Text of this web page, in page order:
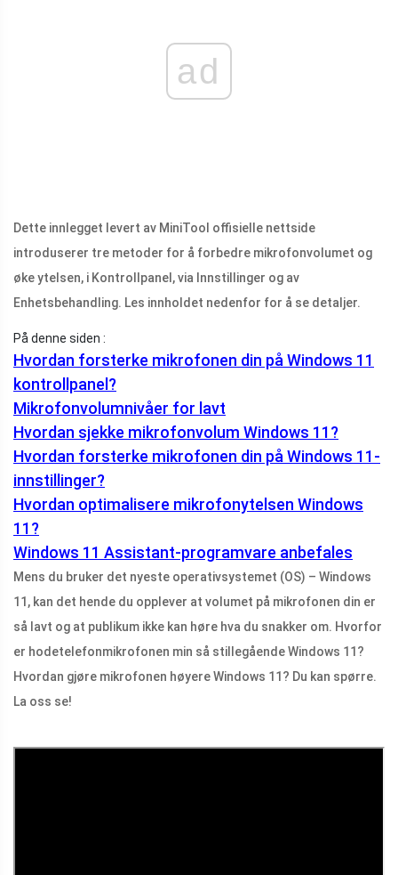
ad
Dette innlegget levert av MiniTool offisielle nettside
introduserer tre metoder for å forbedre mikrofonvolumet og
øke ytelsen, i Kontrollpanel, via Innstillinger og av
Enhetsbehandling. Les innholdet nedenfor for å se detaljer.
På denne siden :
Hvordan forsterke mikrofonen din på Windows 11
kontrollpanel?
Mikrofonvolumnivåer for lavt
Hvordan sjekke mikrofonvolum Windows 11?
Hvordan forsterke mikrofonen din på Windows 11-
innstillinger?
Hvordan optimalisere mikrofonytelsen Windows
11?
Windows 11 Assistant-programvare anbefales
Mens du bruker det nyeste operativsystemet (OS) – Windows
11, kan det hende du opplever at volumet på mikrofonen din er
så lavt og at publikum ikke kan høre hva du snakker om. Hvorfor
er hodetelefonmikrofonen min så stillegående Windows 11?
Hvordan gjøre mikrofonen høyere Windows 11? Du kan spørre.
La oss se!